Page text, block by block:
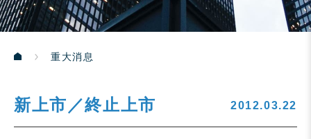
重大消息
新上市／終止上市 2012.03.22